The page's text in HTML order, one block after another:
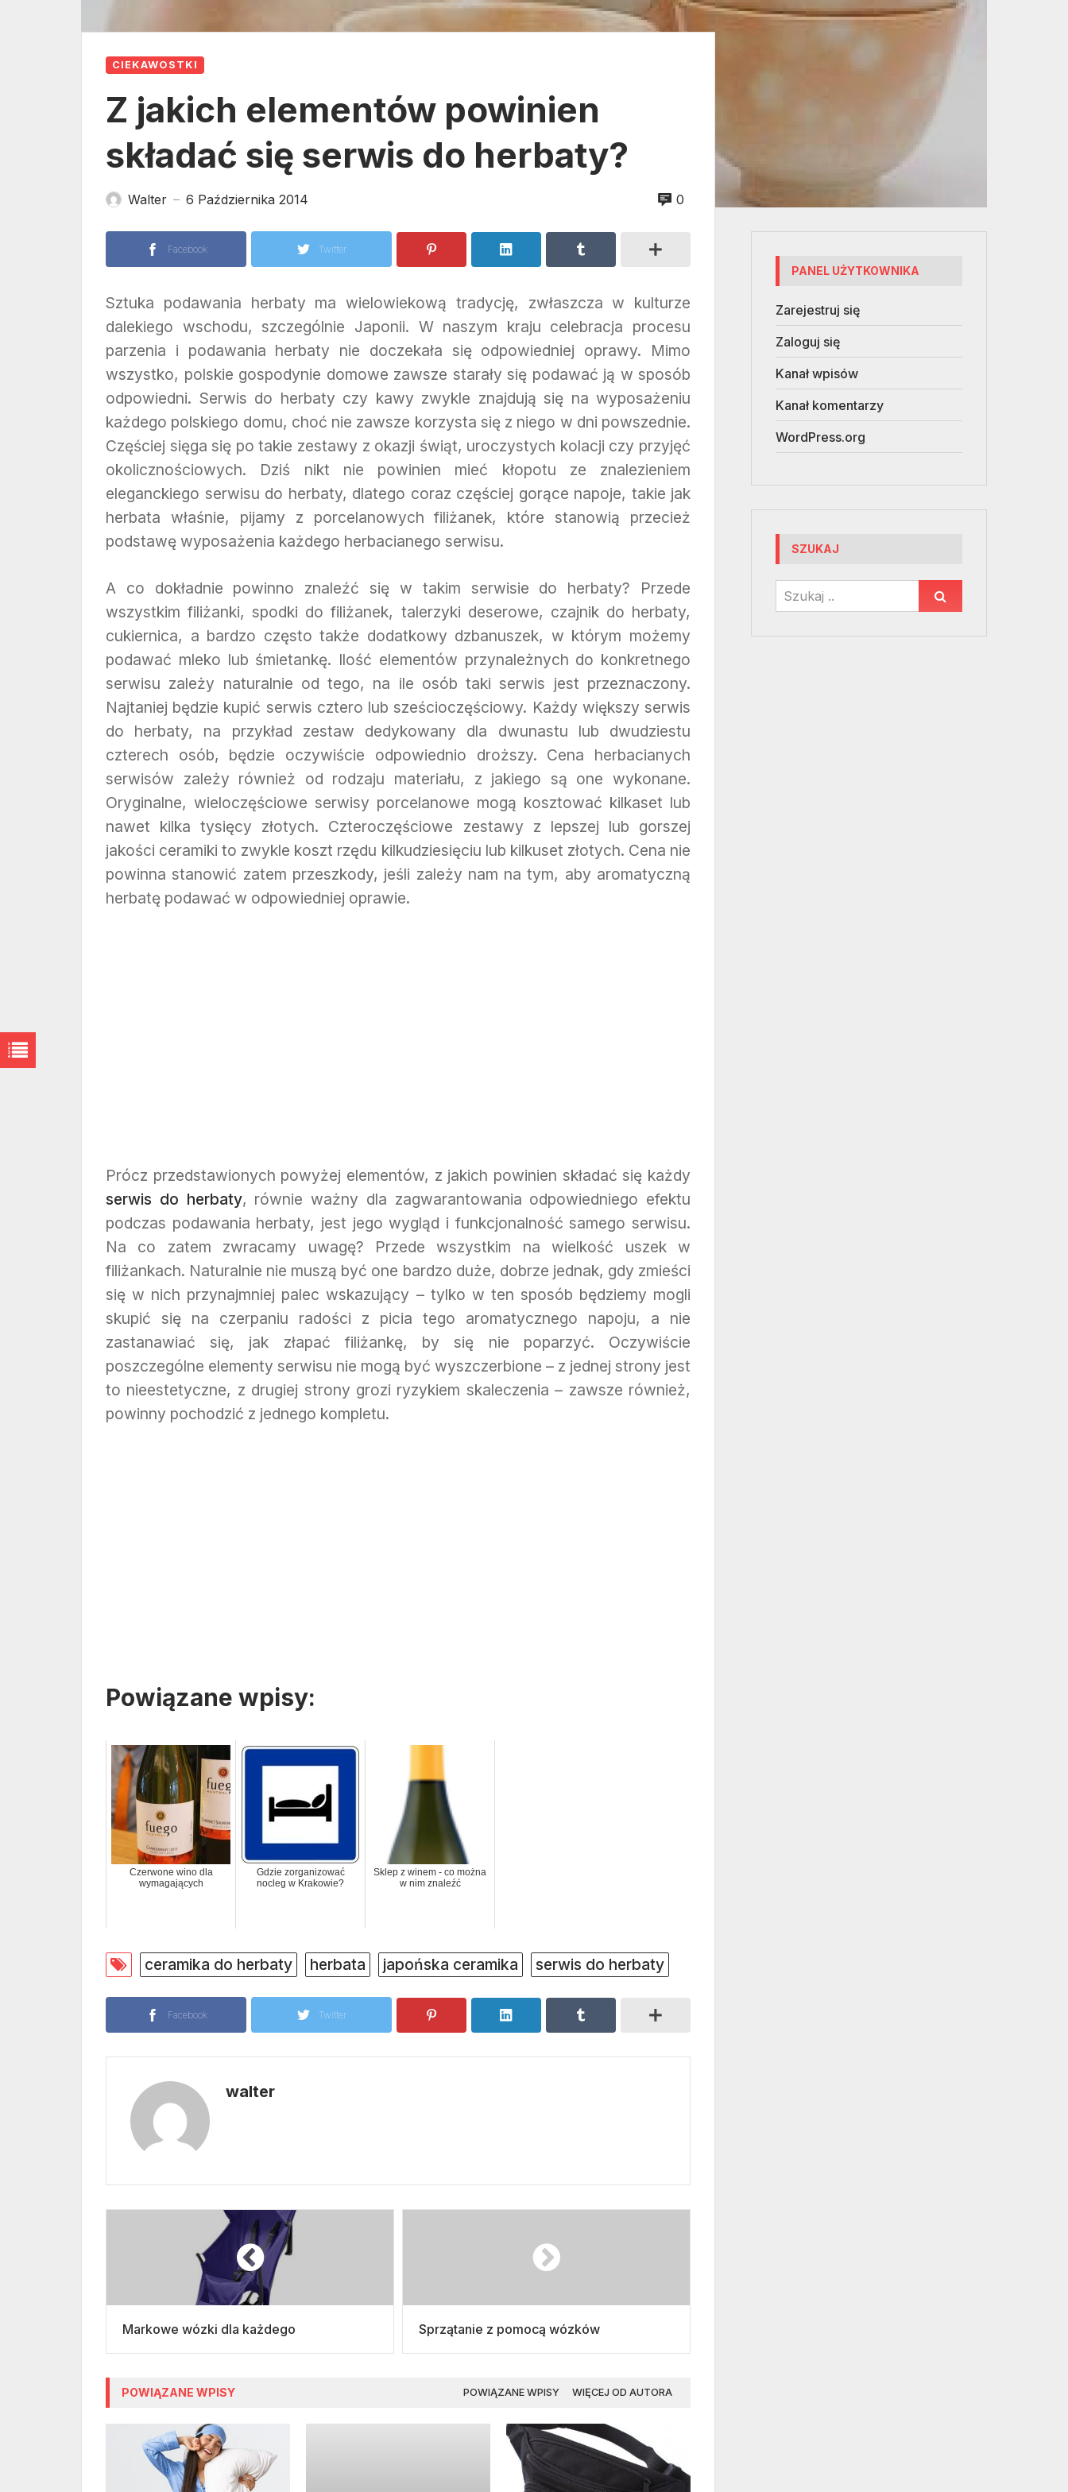
CIEKAWOSTKI
Z jakich elementów powinien
składać się serwis do herbaty?
Walter — 6 Października 2014 0
Facebook Twitter
Sztuka podawania herbaty ma wielowiekową tradycję, zwłaszcza w kulturze
dalekiego wschodu, szczególnie Japonii. W naszym kraju celebracja procesu
parzenia i podawania herbaty nie doczekała się odpowiedniej oprawy. Mimo
wszystko, polskie gospodynie domowe zawsze starały się podawać ją w sposób
odpowiedni. Serwis do herbaty czy kawy zwykle znajdują się na wyposażeniu
każdego polskiego domu, choć nie zawsze korzysta się z niego w dni powszednie.
Częściej sięga się po takie zestawy z okazji świąt, uroczystych kolacji czy przyjęć
okolicznościowych. Dziś nikt nie powinien mieć kłopotu ze znalezieniem
eleganckiego serwisu do herbaty, dlatego coraz częściej gorące napoje, takie jak
herbata właśnie, pijamy z porcelanowych filiżanek, które stanowią przecież
podstawę wyposażenia każdego herbacianego serwisu.
A co dokładnie powinno znaleźć się w takim serwisie do herbaty? Przede
wszystkim filiżanki, spodki do filiżanek, talerzyki deserowe, czajnik do herbaty,
cukiernica, a bardzo często także dodatkowy dzbanuszek, w którym możemy
podawać mleko lub śmietankę. Ilość elementów przynależnych do konkretnego
serwisu zależy naturalnie od tego, na ile osób taki serwis jest przeznaczony.
Najtaniej będzie kupić serwis cztero lub sześcioczęściowy. Każdy większy serwis
do herbaty, na przykład zestaw dedykowany dla dwunastu lub dwudziestu
czterech osób, będzie oczywiście odpowiednio droższy. Cena herbacianych
serwisów zależy również od rodzaju materiału, z jakiego są one wykonane.
Oryginalne, wieloczęściowe serwisy porcelanowe mogą kosztować kilkaset lub
nawet kilka tysięcy złotych. Czteroczęściowe zestawy z lepszej lub gorszej
jakości ceramiki to zwykle koszt rzędu kilkudziesięciu lub kilkuset złotych. Cena nie
powinna stanowić zatem przeszkody, jeśli zależy nam na tym, aby aromatyczną
herbatę podawać w odpowiedniej oprawie.
Prócz przedstawionych powyżej elementów, z jakich powinien składać się każdy
serwis do herbaty, równie ważny dla zagwarantowania odpowiedniego efektu
podczas podawania herbaty, jest jego wygląd i funkcjonalność samego serwisu.
Na co zatem zwracamy uwagę? Przede wszystkim na wielkość uszek w
filiżankach. Naturalnie nie muszą być one bardzo duże, dobrze jednak, gdy zmieści
się w nich przynajmniej palec wskazujący – tylko w ten sposób będziemy mogli
skupić się na czerpaniu radości z picia tego aromatycznego napoju, a nie
zastanawiać się, jak złapać filiżankę, by się nie poparzyć. Oczywiście
poszczególne elementy serwisu nie mogą być wyszczerbione – z jednej strony jest
to nieestetyczne, z drugiej strony grozi ryzykiem skaleczenia – zawsze również,
powinny pochodzić z jednego kompletu.
Powiązane wpisy:
Czerwone wino dla
wymagających
Gdzie zorganizować
nocleg w Krakowie?
Sklep z winem - co można
w nim znaleźć
ceramika do herbaty herbata japońska ceramika serwis do herbaty
Facebook Twitter
walter
Markowe wózki dla każdego Sprzątanie z pomocą wózków
POWIĄZANE WPISY POWIĄZANE WPISY WIĘCEJ OD AUTORA
PANEL UŻYTKOWNIKA
Zarejestruj się
Zaloguj się
Kanał wpisów
Kanał komentarzy
WordPress.org
SZUKAJ